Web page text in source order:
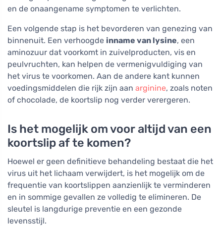
en de onaangename symptomen te verlichten.
Een volgende stap is het bevorderen van genezing van
binnenuit. Een verhoogde inname van lysine, een
aminozuur dat voorkomt in zuivelproducten, vis en
peulvruchten, kan helpen de vermenigvuldiging van
het virus te voorkomen. Aan de andere kant kunnen
voedingsmiddelen die rijk zijn aan arginine, zoals noten
of chocolade, de koortslip nog verder verergeren.
Is het mogelijk om voor altijd van een
koortslip af te komen?
Hoewel er geen definitieve behandeling bestaat die het
virus uit het lichaam verwijdert, is het mogelijk om de
frequentie van koortslippen aanzienlijk te verminderen
en in sommige gevallen ze volledig te elimineren. De
sleutel is langdurige preventie en een gezonde
levensstijl.